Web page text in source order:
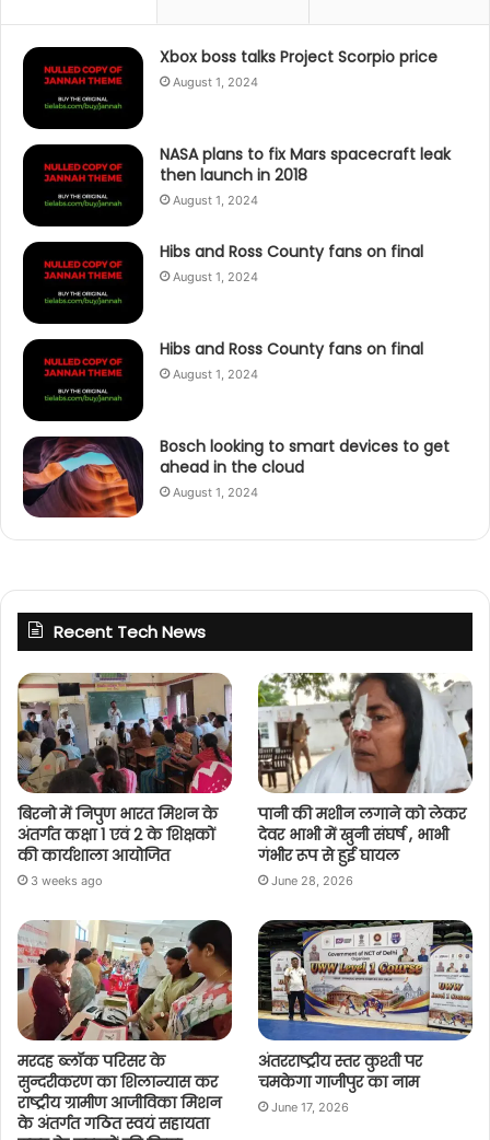
Xbox boss talks Project Scorpio price
August 1, 2024
NASA plans to fix Mars spacecraft leak
then launch in 2018
August 1, 2024
Hibs and Ross County fans on final
August 1, 2024
Hibs and Ross County fans on final
August 1, 2024
Bosch looking to smart devices to get
ahead in the cloud
August 1, 2024
Recent Tech News
बिरनो में निपुण भारत मिशन के
अंतर्गत कक्षा 1 एवं 2 के शिक्षकों
की कार्यशाला आयोजित
3 weeks ago
पानी की मशीन लगाने को लेकर
देवर भाभी में खुनी संघर्ष , भाभी
गंभीर रूप से हुई घायल
June 28, 2026
मरदह ब्लॉक परिसर के
सुन्दरीकरण का शिलान्यास कर
राष्ट्रीय ग्रामीण आजीविका मिशन
के अंतर्गत गठित स्वयं सहायता
अंतरराष्ट्रीय स्तर कुश्ती पर
चमकेगा गाजीपुर का नाम
June 17, 2026